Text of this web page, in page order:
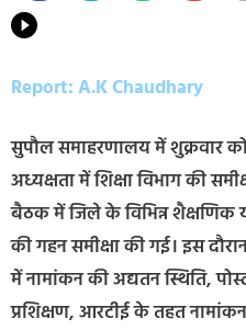
Report: A.K Chaudhary
सुपौल समाहरणालय में शुक्रवार
अध्यक्षता में शिक्षा विभाग की
बैठक में जिले के विभिन्न शैक्षणिक
की गहन समीक्षा की गई। इस
में नामांकन की अद्यतन स्थिति,
प्रशिक्षण, आरटीई के तहत